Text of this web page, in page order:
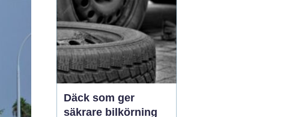
Däck som ger
säkrare bilkörning